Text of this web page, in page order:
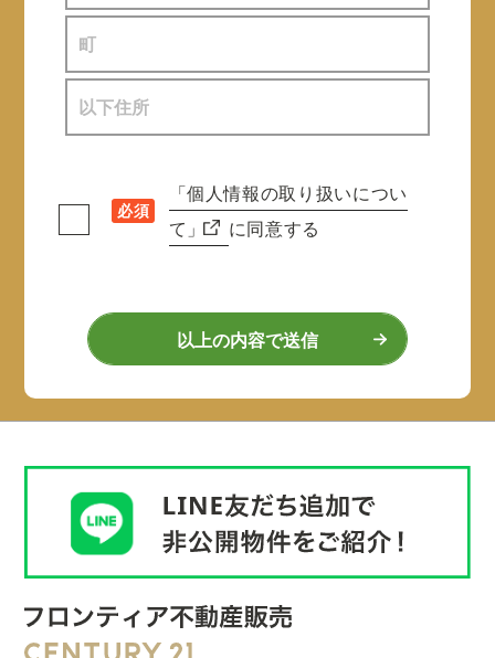
必須
「個人情報の取り扱いについ
て」
に同意する
以上の内容で送信